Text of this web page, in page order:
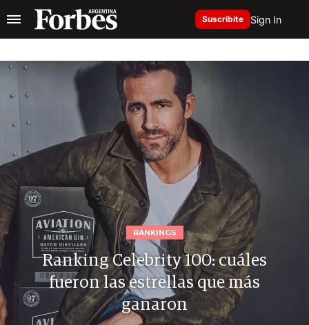
Suscribite Sign In
RANKINGS
Ranking Celebrity 100: cuáles
fueron las estrellas que más
ganaron